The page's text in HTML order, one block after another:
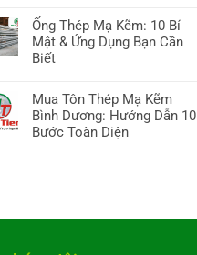
giá
&
Xu
hướng
Hướng
dẫn
A-
điều
cần
biết
Ống
thép
tại
TP
Chí
Minh:
10
có
bình
luận
thép
Minh
Tiến
Dẫn
Ống Thép Mạ Kẽm: 10 Bí
Mật & Ứng Dụng Bạn Cần
Biết
có
bình
luận
Mua Tôn Thép Mạ Kẽm
Bình Dương: Hướng Dẫn 10
Bước Toàn Diện
ở